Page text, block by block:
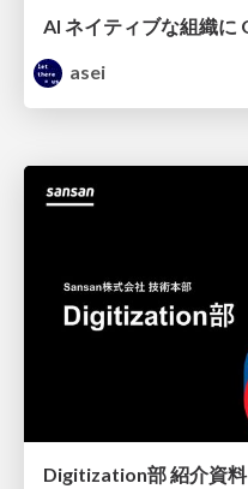
asei
Digitization部 紹介資料